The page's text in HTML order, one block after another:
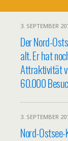
3. SEPTEMBER
Der Nord-
alt. Er hat
Attraktivität
60.000
3. SEPTEMBER
Nord-